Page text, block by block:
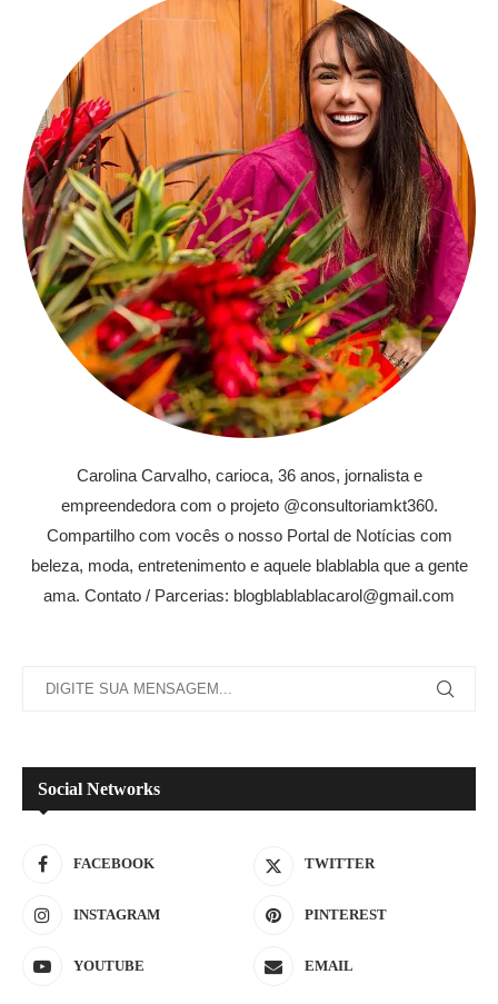
Carolina Carvalho, carioca, 36 anos, jornalista e
empreendedora com o projeto @consultoriamkt360.
Compartilho com vocês o nosso Portal de Notícias com
beleza, moda, entretenimento e aquele blablabla que a gente
ama. Contato / Parcerias: blogblablablacarol@gmail.com
Social Networks
FACEBOOK TWITTER
INSTAGRAM PINTEREST
YOUTUBE EMAIL